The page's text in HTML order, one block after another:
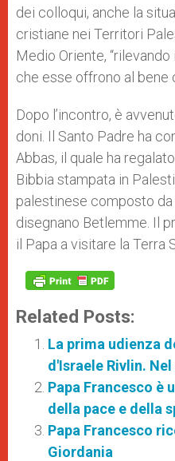
dei colloqui, anche la
cristiane nei Territori
Medio Oriente,
che esse offrono al bene
Dopo l’incontro, è
doni. Il Santo Padre ha
Abbas, il quale ha
Bibbia stampata in
palestinese composto
disegnano Betlemme. Il
il Papa a visitare la Terra
Related Posts:
La prima udienza
d'Israele Rivlin.
Papa Francesco è
della pace e della
Papa Francesco
Giordania